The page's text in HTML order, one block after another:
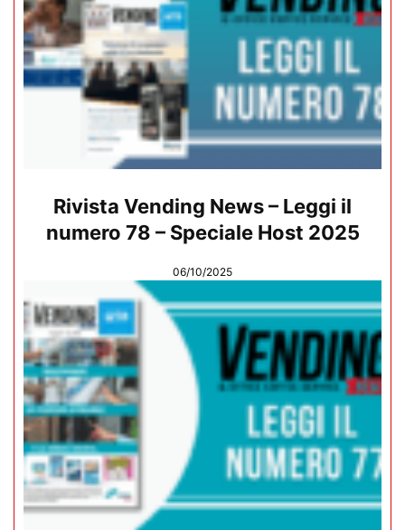
Rivista Vending News – Leggi il
numero 78 – Speciale Host 2025
06/10/2025